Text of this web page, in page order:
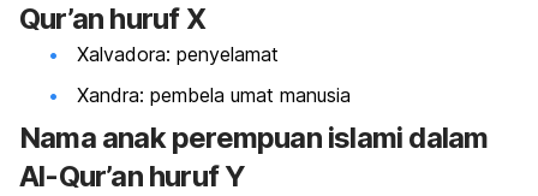
Qur’an huruf X
Xalvadora: penyelamat
Xandra: pembela umat manusia
Nama anak perempuan islami dalam
Al-Qur’an huruf Y